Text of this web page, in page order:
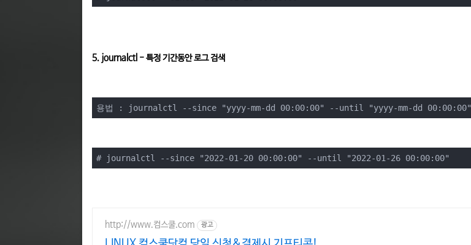
5. journalctl - 특정 기간동안 로그 검색
용법 : journalctl --since "yyyy-mm-dd 00:00:00" --until "yyyy-mm-dd 00:00:00"
# journalctl --since "2022-01-20 00:00:00" --until "2022-01-26 00:00:00"
http://www.컴스쿨.com 광고